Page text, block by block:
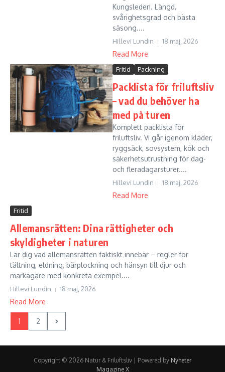
Kungsleden. Längd,
svårighetsgrad och bästa
säsong....
Hillevi Lundin 18 maj, 2026
Read More
Fritid Packning
Packlista för friluftsliv
– vad du behöver ha
med på turen
Komplett packlista för
friluftsliv. Vi går igenom kläder,
ryggsäck, sovsystem, kök och
säkerhetsutrustning för dag-
och fleradagarsturer....
Hillevi Lundin 18 maj, 2026
Read More
Fritid
Allemansrätten: Dina rättigheter och
skyldigheter i naturen
Lär dig vad allemansrätten faktiskt innebär – regler för
tältning, eldning, bärplockning och hänsyn till djur och
markägare med konkreta exempel....
Hillevi Lundin 18 maj, 2026
Read More
1 2
Copyright © 2026 Natur & Friluftsliv | Powered by Nyheter
Magazine X